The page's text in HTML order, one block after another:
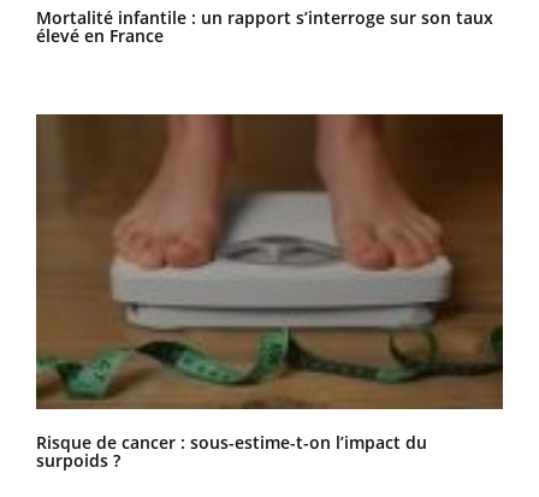
Mortalité infantile : un rapport s’interroge sur son taux
élevé en France
Risque de cancer : sous-estime-t-on l’impact du
surpoids ?